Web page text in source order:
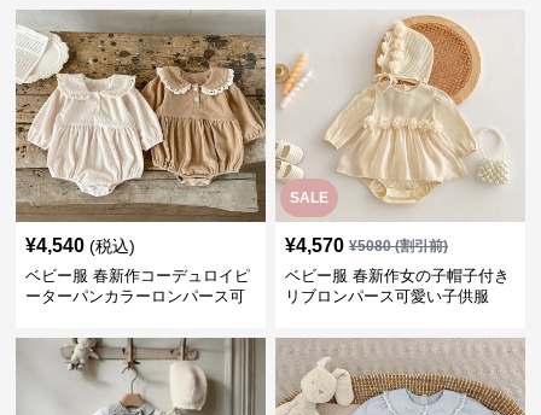
¥4,540 (税込)
ベビー服 春新作コーデュロイピ
ーターパンカラーロンパース可
SALE
¥4,570 ¥5080(割引前)
ベビー服 春新作女の子帽子付き
リブロンパース可愛い子供服